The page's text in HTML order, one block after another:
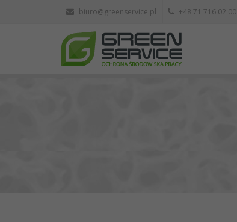
biuro@greenservice.pl +48 71 716 02 00